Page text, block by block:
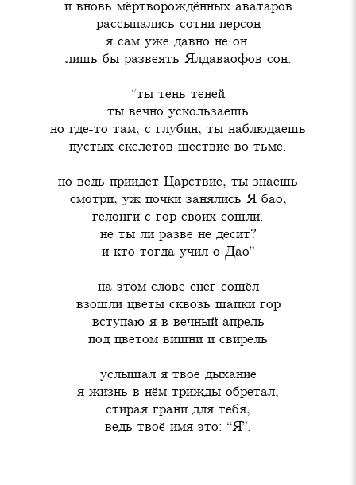
и вновь мёртворождённых аватаров
рассыпались сотни персон
я сам уже давно не он.
лишь бы развеять Ялдаваофов сон.
“ты тень теней
ты вечно ускользаешь
но где-то там, с глубин, ты наблюдаешь
пустых скелетов шествие во тьме.
но ведь приидет Царствие, ты знаешь
смотри, уж почки занялись Я бао,
гелонги с гор своих сошли.
не ты ли разве не десит?
и кто тогда учил о Дао”
на этом слове снег сошёл
взошли цветы сквозь шапки гор
вступаю я в вечный апрель
под цветом вишни и свирель
услышал я твое дыхание
я жизнь в нём трижды обретал,
стирая грани для тебя,
ведь твоё имя это: “Я”.